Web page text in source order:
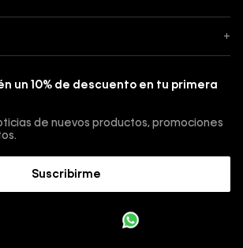
+
un 10% de descuento en tu primera
de nuevos productos, promociones
Suscribirme